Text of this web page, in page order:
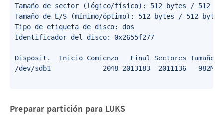
Tamaño de sector (lógico/físico): 512 bytes / 512
Tamaño de E/S (mínimo/óptimo): 512 bytes / 512 bytes
Tipo de etiqueta de disco: dos
Identificador del disco: 0x2655f277
Disposit.  Inicio Comienzo   Final Sectores Tamaño
/dev/sdb1             2048 2013183  2011136   982M
Preparar partición para LUKS